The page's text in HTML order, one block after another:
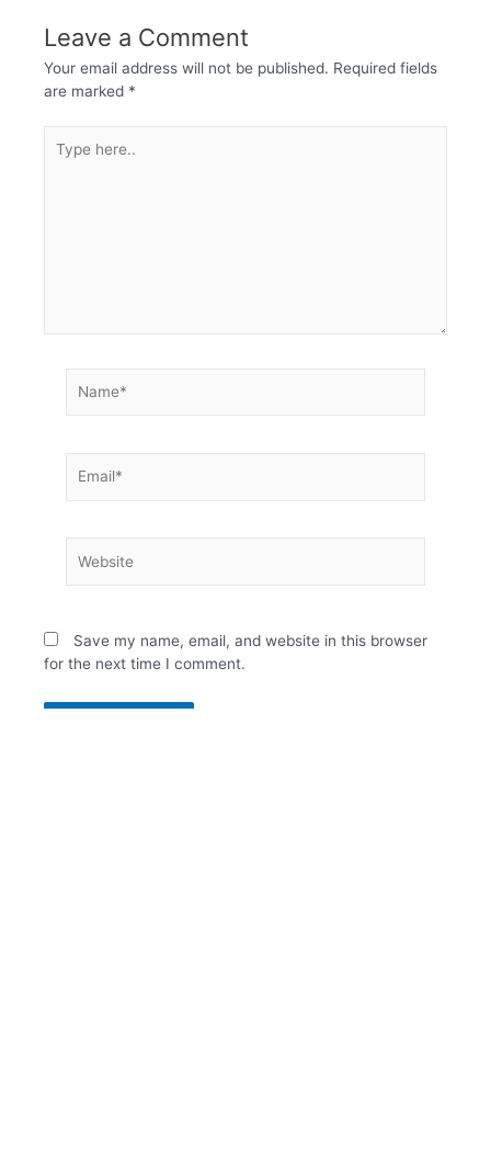
Leave a Comment
Your email address will not be published. Required fields
are marked *
Save my name, email, and website in this browser
for the next time I comment.